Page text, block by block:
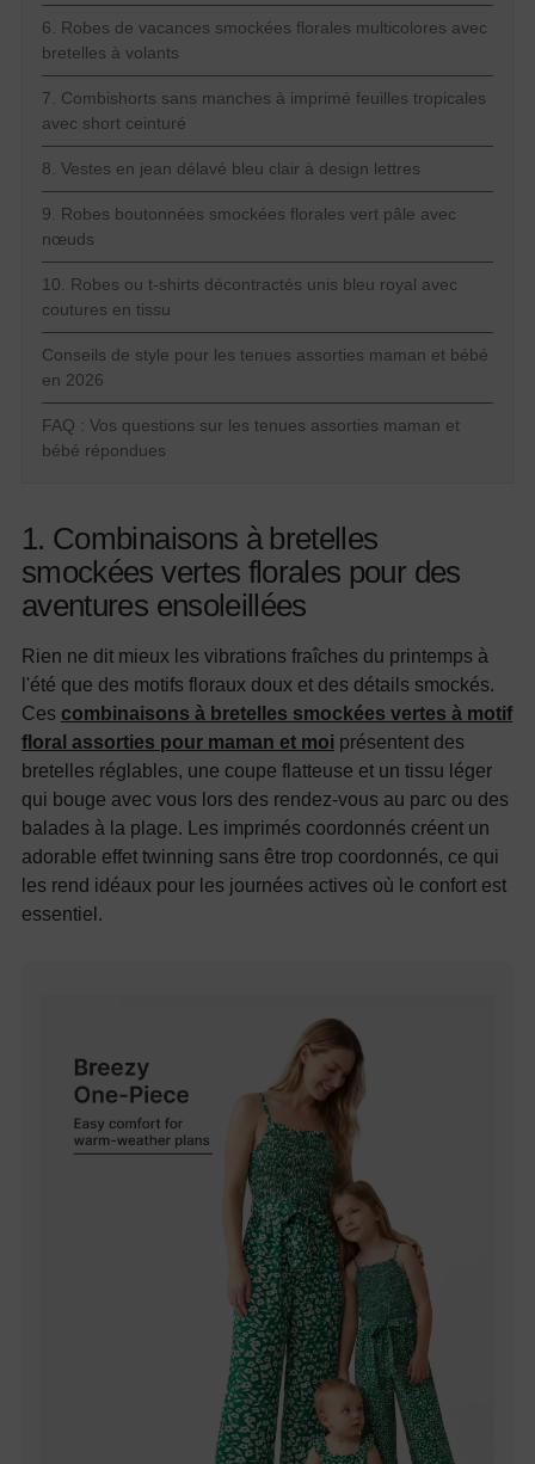
6. Robes de vacances smockées florales multicolores avec
bretelles à volants
7. Combishorts sans manches à imprimé feuilles tropicales
avec short ceinturé
8. Vestes en jean délavé bleu clair à design lettres
9. Robes boutonnées smockées florales vert pâle avec
nœuds
10. Robes ou t-shirts décontractés unis bleu royal avec
coutures en tissu
Conseils de style pour les tenues assorties maman et bébé
en 2026
FAQ : Vos questions sur les tenues assorties maman et
bébé répondues
1. Combinaisons à bretelles
smockées vertes florales pour des
aventures ensoleillées
Rien ne dit mieux les vibrations fraîches du printemps à
l'été que des motifs floraux doux et des détails smockés.
Ces combinaisons à bretelles smockées vertes à motif
floral assorties pour maman et moi présentent des
bretelles réglables, une coupe flatteuse et un tissu léger
qui bouge avec vous lors des rendez-vous au parc ou des
balades à la plage. Les imprimés coordonnés créent un
adorable effet twinning sans être trop coordonnés, ce qui
les rend idéaux pour les journées actives où le confort est
essentiel.